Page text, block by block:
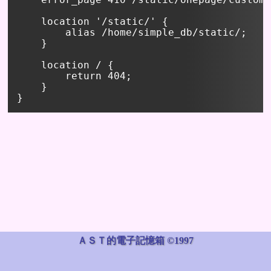
    location '/static/' {
        alias /home/simple_db/static/;
    }
    location / {
        return 404;
    }
ＡＳＴ的電子記憶箱 ©1997